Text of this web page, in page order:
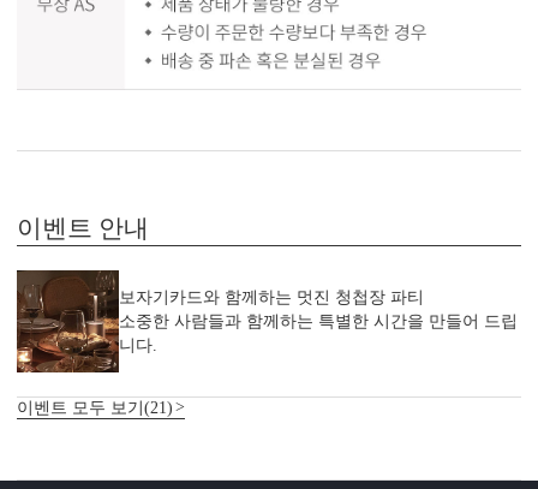
이벤트 안내
보자기카드와 함께하는 멋진 청첩장 파티
소중한 사람들과 함께하는 특별한 시간을 만들어 드립
니다.
이벤트 모두 보기(21)